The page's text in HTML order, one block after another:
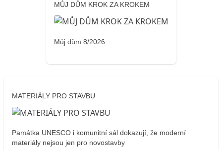
MŮJ DŮM KROK ZA KROKEM
Můj dům 8/2026
MATERIÁLY PRO STAVBU
Památka UNESCO i komunitní sál dokazují, že moderní
materiály nejsou jen pro novostavby